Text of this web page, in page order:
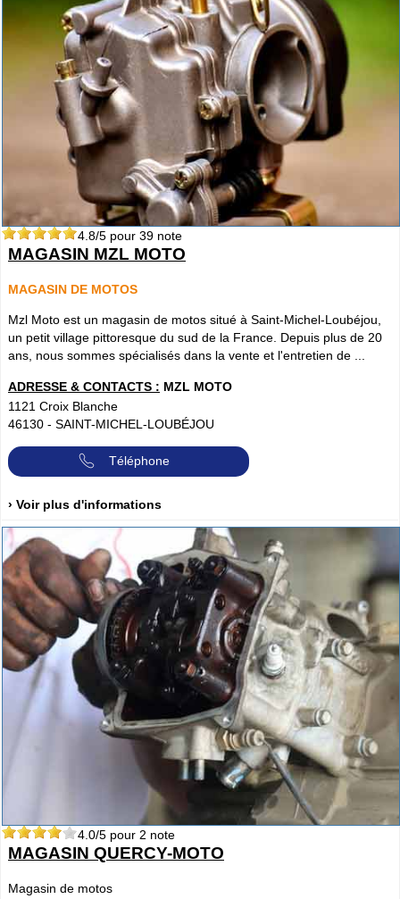
4.8/5 pour 39 note
MAGASIN MZL MOTO
MAGASIN DE MOTOS
Mzl Moto est un magasin de motos situé à Saint-Michel-Loubéjou,
un petit village pittoresque du sud de la France. Depuis plus de 20
ans, nous sommes spécialisés dans la vente et l'entretien de ...
ADRESSE & CONTACTS : MZL MOTO
1121 Croix Blanche
46130 - SAINT-MICHEL-LOUBÉJOU
Téléphone
› Voir plus d'informations
4.0/5 pour 2 note
MAGASIN QUERCY-MOTO
Magasin de motos